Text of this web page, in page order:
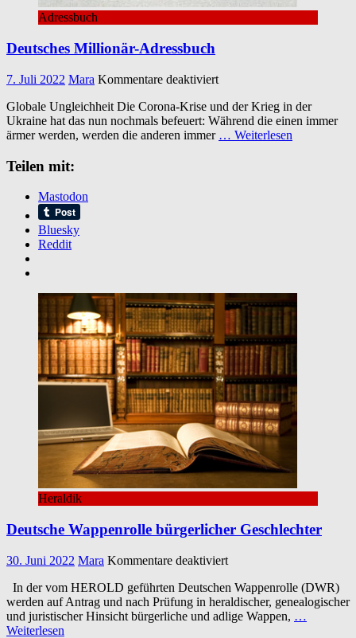
Adressbuch
Deutsches Millionär-Adressbuch
7. Juli 2022 Mara Kommentare deaktiviertfür
Millionär-
Adressbuch
Globale Ungleichheit Die Corona-Krise und der Krieg in der
Ukraine hat das nun nochmals befeuert: Während die einen immer
ärmer werden, werden die anderen immer … Weiterlesen
Teilen mit:
Mastodon
Bluesky
Reddit
Heraldik
Deutsche Wappenrolle bürgerlicher Geschlechter
30. Juni 2022 Mara Kommentare deaktiviertfür
Wappenrolle
bürgerlicher
Geschlechter
In der vom HEROLD geführten Deutschen Wappenrolle (DWR)
werden auf Antrag und nach Prüfung in heraldischer, genealogischer
und juristischer Hinsicht bürgerliche und adlige Wappen, …
Weiterlesen